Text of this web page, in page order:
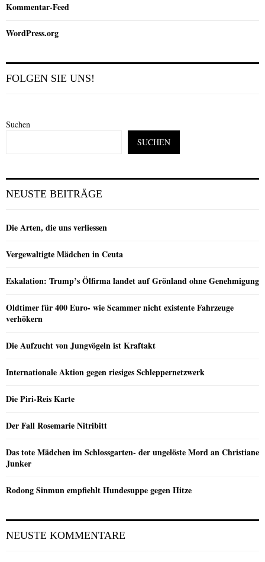
Kommentar-Feed
WordPress.org
FOLGEN SIE UNS!
Suchen
SUCHEN
NEUSTE BEITRÄGE
Die Arten, die uns verliessen
Vergewaltigte Mädchen in Ceuta
Eskalation: Trump’s Ölfirma landet auf Grönland ohne Genehmigung
Oldtimer für 400 Euro- wie Scammer nicht existente Fahrzeuge
verhökern
Die Aufzucht von Jungvögeln ist Kraftakt
Internationale Aktion gegen riesiges Schleppernetzwerk
Die Piri-Reis Karte
Der Fall Rosemarie Nitribitt
Das tote Mädchen im Schlossgarten- der ungelöste Mord an Christiane
Junker
Rodong Sinmun empfiehlt Hundesuppe gegen Hitze
NEUSTE KOMMENTARE